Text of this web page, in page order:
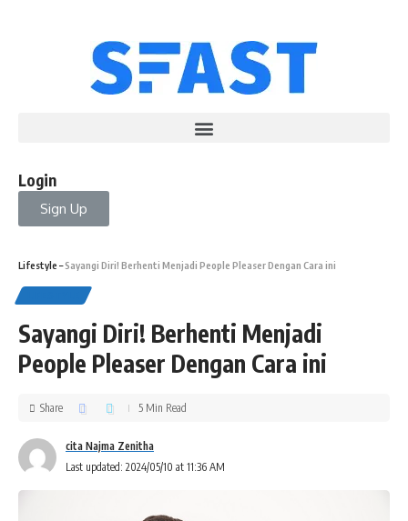
Login
Sign Up
Lifestyle –Sayangi Diri! Berhenti Menjadi People Pleaser Dengan Cara ini
Sayangi Diri! Berhenti Menjadi
People Pleaser Dengan Cara ini
Last updated: 2024/05/10 at 11:36 AM
cita Najma Zenitha
Share 5 Min Read